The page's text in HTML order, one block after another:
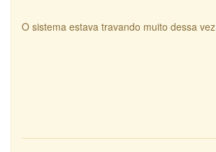
O sistema estava travando muito dessa vez